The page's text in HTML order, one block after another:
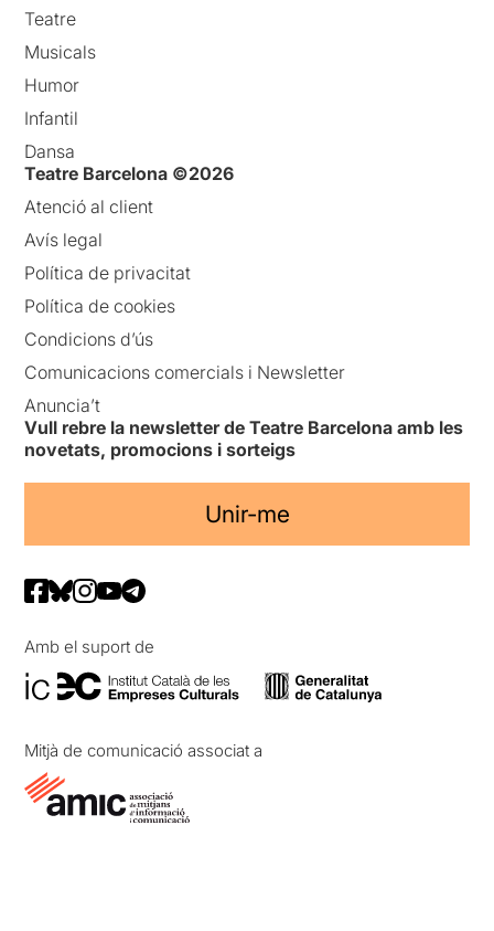
Teatre
Musicals
Humor
Infantil
Dansa
Teatre Barcelona ©2026
Atenció al client
Avís legal
Política de privacitat
Política de cookies
Condicions d’ús
Comunicacions comercials i Newsletter
Anuncia’t
Vull rebre la newsletter de Teatre Barcelona amb les
novetats, promocions i sorteigs
Unir-me
Amb el suport de
Mitjà de comunicació associat a